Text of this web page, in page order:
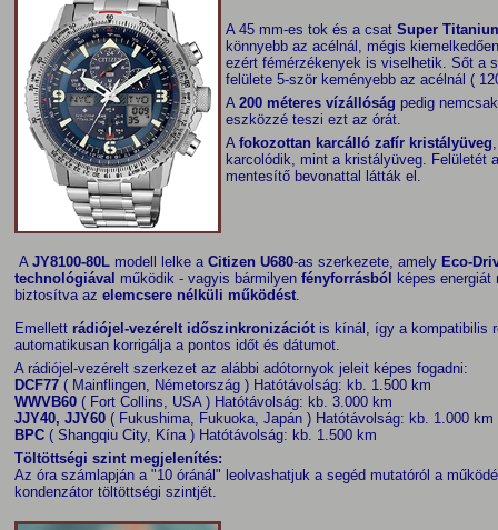
A 45 mm-es tok és a csat Super
könnyebb az acélnál, mégis
ezért fémérzékenyek is viselhetik. Sőt a
felülete 5-ször keményebb az acélnál (
A 200 méteres vízállóság pedig
eszközzé teszi ezt az órát.
A fokozottan karcálló zafír kristályüveg
karcolódik, mint a kristályüveg. Felületét
mentesítő bevonattal látták el.
A JY8100-80L modell lelke a Citizen U680-as szerkezete, amely Eco-
technológiával működik - vagyis bármilyen fényforrásból
képes energiát
biztosítva az elemcsere nélküli működést.
Emellett rádiójel-vezérelt időszinkronizációtis kínál, így a kompatibilis
automatikusan korrigálja a pontos időt és dátumot.
A rádiójel-vezérelt szerkezet az alábbi adótornyok jeleit képes fogadni:
DCF77 ( Mainflingen, Németország ) Hatótávolság: kb. 1.500 km
WWVB60 ( Fort Collins, USA ) Hatótávolság: kb. 3.000 km
JJY40, JJY60 ( Fukushima, Fukuoka, Japán ) Hatótávolság: kb. 1.000 km
BPC ( Shangqiu City, Kína ) Hatótávolság: kb. 1.500 km
Töltöttségi szint megjelenítés:
Az óra számlapján a "10 óránál" leolvashatjuk a segéd mutatóról a
kondenzátor töltöttségi szintjét.